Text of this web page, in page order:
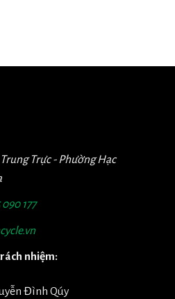
Trực - Phường Hạc
177
nhiệm:
Đình Qúy